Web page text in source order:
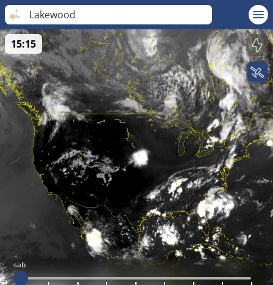
Lakewood
sab
15:15